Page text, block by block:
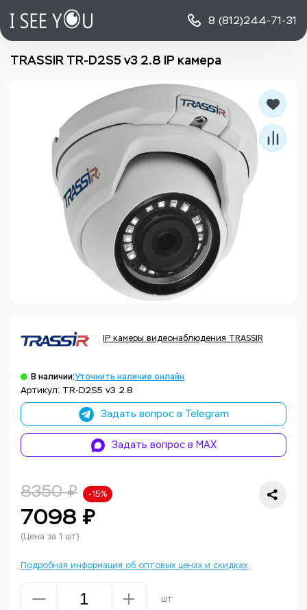
8 (812)244-71-31
TRASSIR TR-D2S5 v3 2.8 IP камера
IP камеры видеонаблюдения TRASSIR
В наличии:Уточнить наличие онлайн
Артикул: TR-D2S5 v3 2.8
Задать вопрос в Telegram
Задать вопрос в MAX
8350 ₽ -15%
7098 ₽
(Цена за 1 шт)
Подробная информация об оптовых ценах и скидках
шт